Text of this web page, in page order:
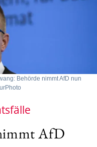
Behörde nimmt AfD nun
AfD